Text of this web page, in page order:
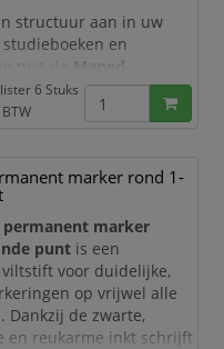
structuur aan in uw
en
Maped
. Deze
zes heldere
kunt u onderwerpen,
en actiepunten
onderscheiden.
zijn voorzien
6 Stuks
marker rond 1-
permanent marker
punt is een
voor duidelijke,
op vrijwel alle
Dankzij de zwarte,
en reukarme inkt schrijft